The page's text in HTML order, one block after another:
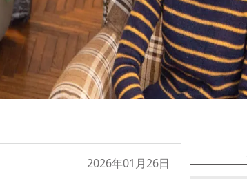
2026年01月26日